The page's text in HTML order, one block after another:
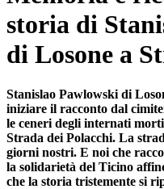
storia di
di Losone a
Stanislao Pawlowski di
iniziare il racconto dal
le ceneri degli internati
Strada dei Polacchi. La
giorni nostri. E noi che
la solidarietà del Ticino
che la storia tristemente si